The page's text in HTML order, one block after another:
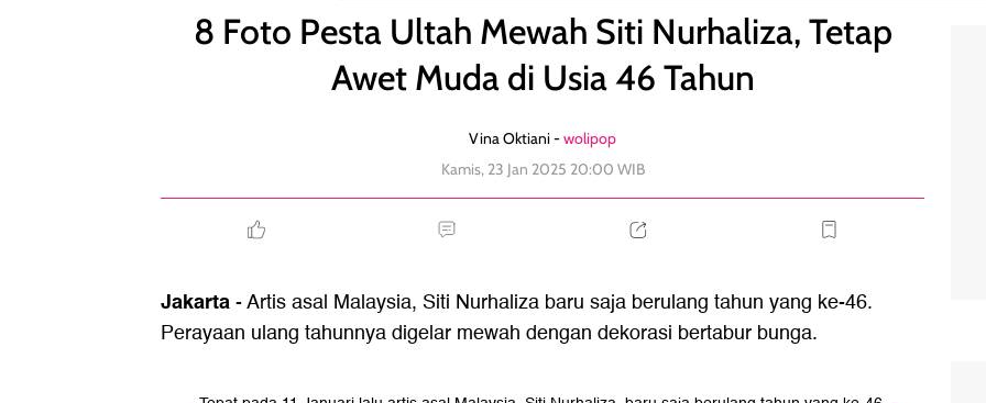
8 Foto Pesta Ultah Mewah Siti Nurhaliza, Tetap
Awet Muda di Usia 46 Tahun
Vina Oktiani -wolipop
Kamis, 23 Jan 2025 20:00 WIB
Jakarta- Artis asal Malaysia, Siti Nurhaliza baru saja berulang tahun yang ke-46.
Perayaan ulang tahunnya digelar mewah dengan dekorasi bertabur bunga.